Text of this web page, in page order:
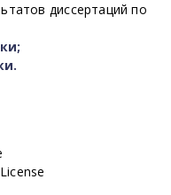
диссертаций по